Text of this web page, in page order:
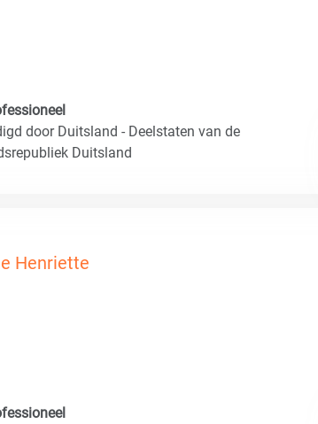
door Duitsland - Deelstaten van de
Duitsland
Henriette